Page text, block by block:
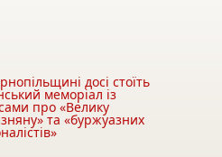
досі стоїть
меморіал із
про «Велику
та «буржуазних